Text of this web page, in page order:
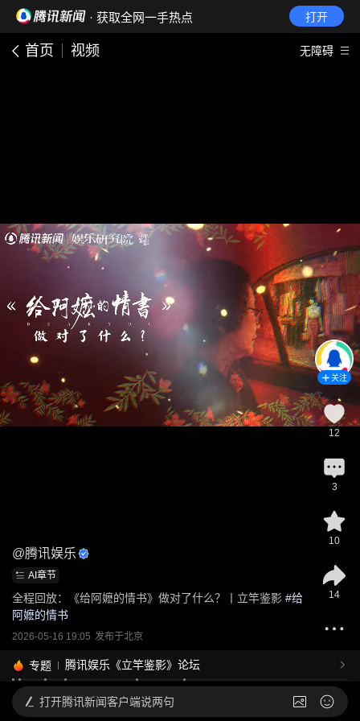
· 获取全网一手热点 打开
首页 视频 无障碍
@腾讯娱乐
AI章节
全程回放：《给阿嬷的情书》做对了什么？丨立竿鉴影 #给
阿嬷的情书
2026-05-16 19:05 发布于北京
专题 腾讯娱乐《立竿鉴影》论坛
关注
12
3
10
14
打开腾讯新闻客户端说两句